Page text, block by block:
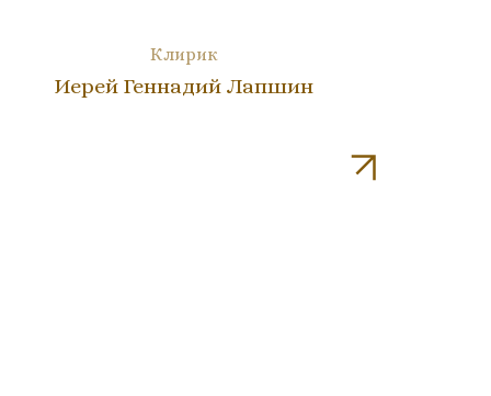
Клирик
Иерей Геннадий Лапшин